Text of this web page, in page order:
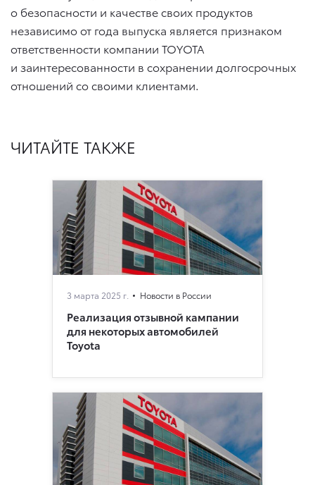
о безопасности и качестве своих продуктов
независимо от года выпуска является признаком
ответственности компании TOYOTA
и заинтересованности в сохранении долгосрочных
отношений со своими клиентами.
ЧИТАЙТЕ ТАКЖЕ
3 марта 2025 г. Новости в России
Реализация отзывной кампании
для некоторых автомобилей
Toyota